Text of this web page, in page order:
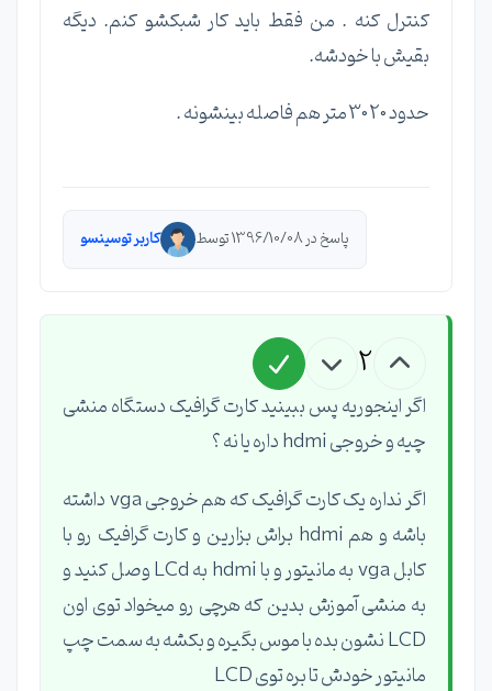
کنترل کنه . من فقط باید کار شبکشو کنم. دیگه
بقیش با خودشه.
حدود 20 30 متر هم فاصله بینشونه .
پاسخ در 1396/10/08 توسط کاربر توسینسو
2
اگر اینجوریه پس ببینید کارت گرافیک دستگاه منشی
چیه و خروجی hdmi داره یا نه ؟
اگر نداره یک کارت گرافیک که هم خروجی vga داشته
باشه و هم hdmi براش بزارین و کارت گرافیک رو با
کابل vga به مانیتور و با hdmi به LCd وصل کنید و
به منشی آموزش بدین که هرچی رو میخواد توی اون
LCD نشون بده با موس بگیره و بکشه به سمت چپ
مانیتور خودش تا بره توی LCD